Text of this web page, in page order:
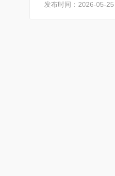
发布时间：2026-05-25